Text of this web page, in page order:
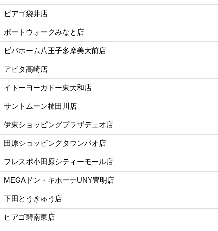
ピアゴ袋井店
ポートウォークみなと店
ビバホーム八王子多摩美大前店
アピタ高崎店
イトーヨーカドー東大和店
サントムーン柿田川店
伊東ショッピングプラザデュオ店
田原ショッピングタウンパオ店
フレスポ小田原シティーモール店
MEGAドン・キホーテUNY豊明店
下田とうきゅう店
ピアゴ碧南東店